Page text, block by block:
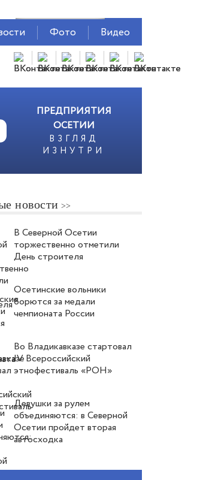
Фото Видео
ПРЕДПРИЯТИЯ
ОСЕТИИ
ВЗГЛЯД
ИЗНУТРИ
новости
В Северной Осетии
торжественно отметили
День строителя
Осетинские вольники
борются за медали
чемпионата России
Во Владикавказе стартовал
IV Всероссийский
этнофестиваль «РОН»
Девушки за рулем
объединяются: в Северной
Осетии пройдет вторая
автосходка